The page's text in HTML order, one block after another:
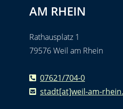
AM RHEIN
Rathausplatz 1
79576 Weil am Rhein
07621/704-0
stadt[at]weil-am-